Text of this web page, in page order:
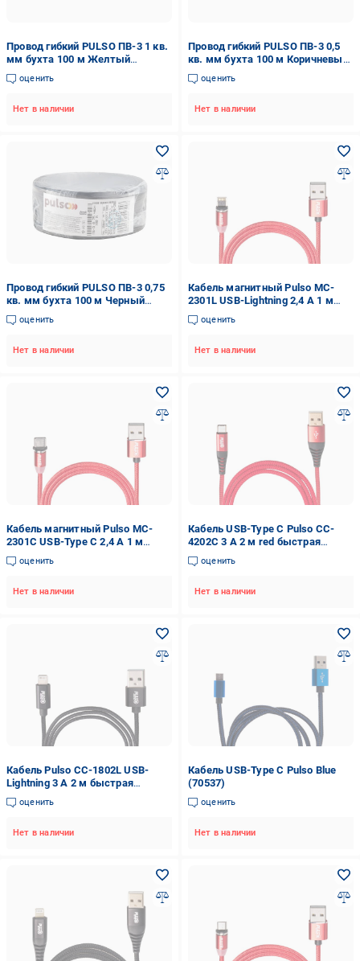
Провод гибкий PULSO ПВ-3 1 кв.
мм бухта 100 м Желтый
(00000065472)
оценить
Нет в наличии
Провод гибкий PULSO ПВ-3 0,5
кв. мм бухта 100 м Коричневый
(00000065463)
оценить
Нет в наличии
Провод гибкий PULSO ПВ-3 0,75
кв. мм бухта 100 м Черный
(00000065469)
оценить
Нет в наличии
Кабель магнитный Pulso MC-
2301L USB-Lightning 2,4 А 1 м
только зарядка Red (115409)
оценить
Нет в наличии
Кабель магнитный Pulso MC-
2301C USB-Type C 2,4 А 1 м
только зарядка Red (115406)
оценить
Нет в наличии
Кабель USB-Type C Pulso CC-
4202C 3 А 2 м red быстрая
зарядка/передача данных Red
(115427)
оценить
Нет в наличии
Кабель Pulso CC-1802L USB-
Lightning 3 А 2 м быстрая
зарядка/передача данных Black
(115433)
оценить
Нет в наличии
Кабель USB-Type С Pulso Blue
(70537)
оценить
Нет в наличии